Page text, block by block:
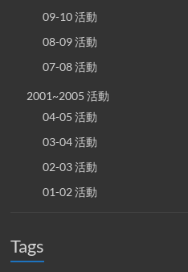
09-10 活動
08-09 活動
07-08 活動
2001~2005 活動
04-05 活動
03-04 活動
02-03 活動
01-02 活動
Tags